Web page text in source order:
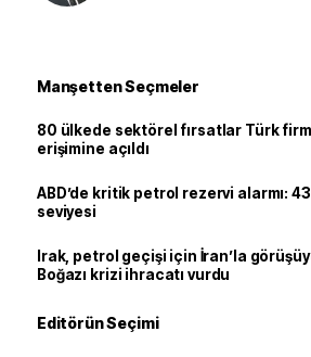
Manşetten Seçmeler
80 ülkede sektörel fırsatlar Türk
erişimine açıldı
ABD’de kritik petrol rezervi alarmı: 43
seviyesi
Irak, petrol geçişi için İran’la
Boğazı krizi ihracatı vurdu
Editörün Seçimi